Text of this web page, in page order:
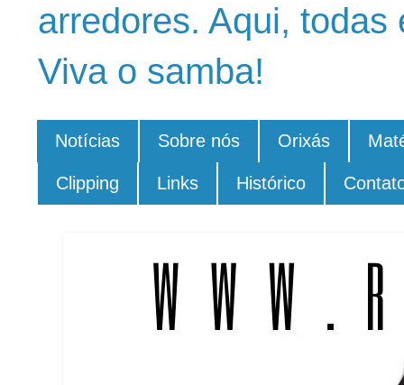
arredores. Aqui,
Viva o samba!
Notícias Sobre nós Orixás
Clipping Links Histórico